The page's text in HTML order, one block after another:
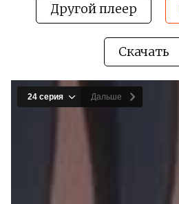
Другой плеер